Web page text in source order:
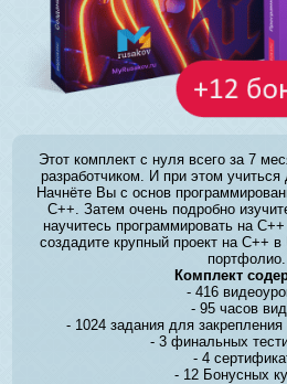
Этот комплект с нуля всего за 7
разработчиком. И при этом учиться
Начнёте Вы с основ
C++. Затем очень подробно
научитесь программировать на
создадите крупный проект на C++
портфолио.
Комплект
- 416
- 95 часов
- 1024 задания для
- 3 финальных
- 4
- 12 Бонусных